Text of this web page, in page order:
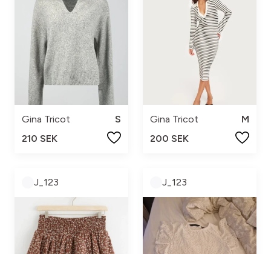
Gina Tricot
S
210 SEK
Gina Tricot
M
200 SEK
J_123 J_123